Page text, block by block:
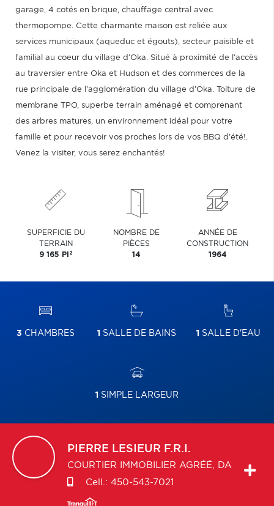
garage, 4 cotés en brique, chauffage central avec
thermopompe. Cette charmante maison est reliée aux
services municipaux (aqueduc et égouts), secteur paisible et
familial au coeur du village d'Oka. Situé à proximité de l'accès
au traversier entre Oka et Hudson et des commerces de la
rue principale de l'agglomération du village d'Oka. Toiture de
membrane TPO, superbe terrain aménagé et comprenant
des arbres matures, un environnement idéal pour votre
famille et pour recevoir vos proches lors de vos BBQ d'été!.
Venez la visiter, vous serez enchantés!
SUPERFICIE DU
TERRAIN
9 165 PI 2
NOMBRE DE
PIÈCES
14
ANNÉE DE
CONSTRUCTION
1964
3 CHAMBRES 1 SALLE DE BAINS 1 SALLE D'EAU
1 SIMPLE LARGEUR
PIERRE LESIEUR F.R.I.
COURTIER IMMOBILIER AGRÉÉ, DA
Cell.: 450-543-7021